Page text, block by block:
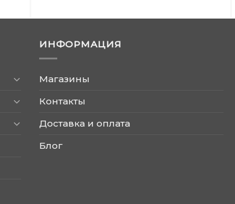
ИНФОРМАЦИЯ
Магазины
Контакты
Доставка и оплата
Блог